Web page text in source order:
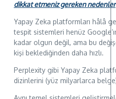
dikkat etmeniz gereken nedenler
Yapay Zeka platformları hâlâ
tespit sistemleri henüz
kadar olgun değil, ama bu
kişi beklediğinden daha hızlı.
Perplexity gibi Yapay Zeka
dizinlerini (yüz milyarlarca